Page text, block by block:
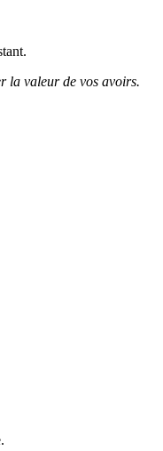
la valeur de vos avoirs.